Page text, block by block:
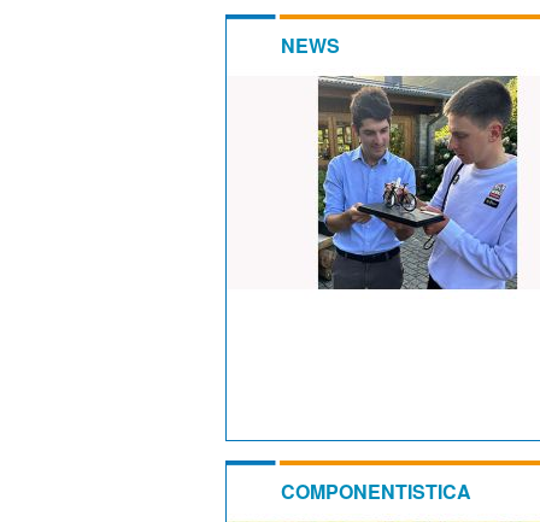
NEWS
COMPONENTISTICA